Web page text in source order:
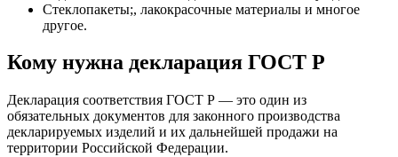
Стеклопакеты;, лакокрасочные материалы и многое
другое.
Кому нужна декларация ГОСТ Р
Декларация соответствия ГОСТ Р — это один из
обязательных документов для законного производства
декларируемых изделий и их дальнейшей продажи на
территории Российской Федерации.